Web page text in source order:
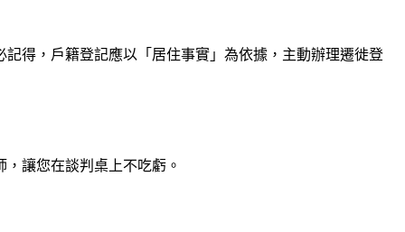
得，戶籍登記應以「居住事實」為依據，主動辦理遷徙登
，讓您在談判桌上不吃虧。